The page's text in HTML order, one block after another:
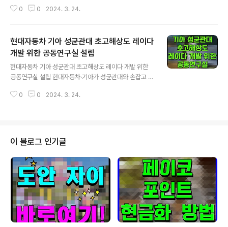
밝혔다. 지난 2022년 30억 규모의 시리즈A 투자 유치 이
한국투자증권, 뉴메인캐피탈, 스틱벤처스 등이 참여했다.
프리뉴는 2017년 설립 후 자체 기술력을 기반으로 드론
기체 설계/제조, 핵심부품 개발, 관제시스템 분야에서 다양
한 국산화 개발 사업을 수행하며 기술 우수성을 인정받고
있다. 또한 방산·민간 분야 요구에 맞는 드론 운용 체계 개
발로 매출 상승의 기회를 확보하고 있으며, 2024년 하반
0 0 2024. 3. 24.
현대자동차 기아 성균관대 초고해상도 레이다
개발 위한 공동연구실 설립
현대자동차 기아 성균관대 초고해상도 레이다 개발 위한
공동연구실 설립 현대자동차·기아가 성균관대와 손잡고 차
대와 함께 고도화된 자율주행차에 쓰일 초고해상도 4D 이
개발 경쟁이 점점 치열해지고 있는 자율주행 시장에서 필
수적인 초고해상도 레이다 구현 핵심 요소기술을 확보하는
것을 목표로 하고 있다. 현재 양산 차량에 탑재된 3D 레이
다 센서는 악천후 환경에서도 물체의 거리와 속도를 정확
하게 측정할 수 있어 첨단 운전자 보조 시스템에 폭넓게 쓰
이고 있다. 그러나 카메라나 라이다 센서에 비해 해..
0 0 2024. 3. 24.
이 블로그 인기글